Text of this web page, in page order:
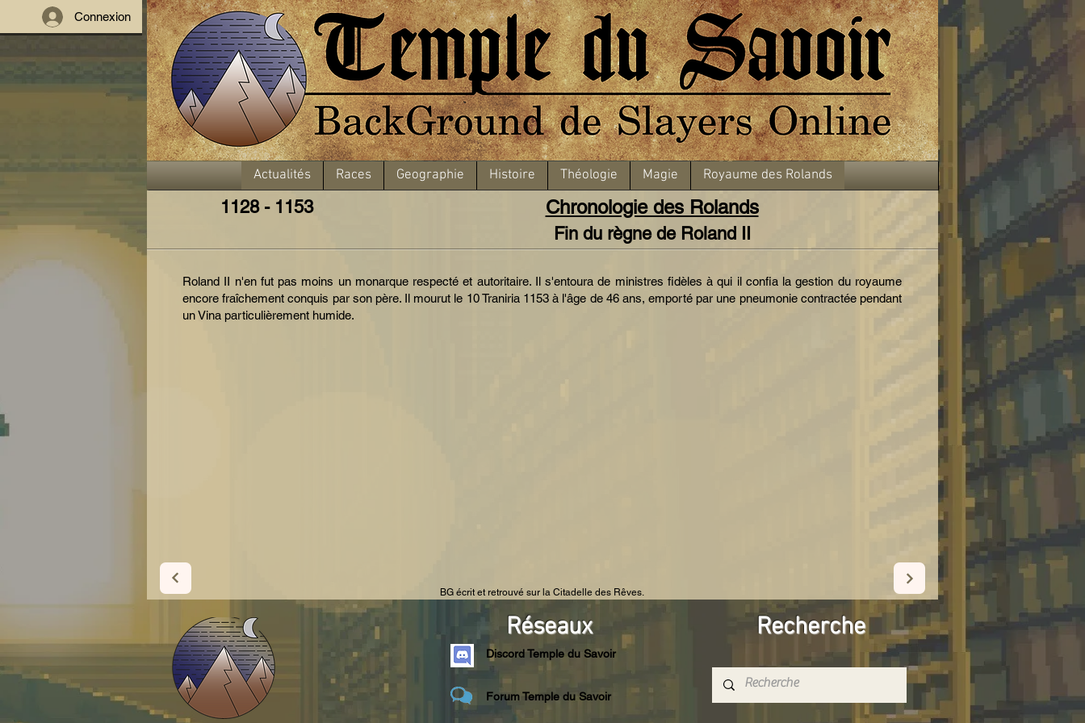
Connexion
Actualités Races Geographie Histoire Théologie Magie Royaume des Rolands
1128 - 1153 Chronologie des Rolands
Fin du règne de Roland II
Roland II n'en fut pas moins un monarque respecté et autoritaire. Il s'entoura de ministres fidèles à qui il confia la gestion du royaume
encore fraîchement conquis par son père. Il mourut le 10 Traniria 1153 à l'âge de 46 ans, emporté par une pneumonie contractée pendant
un Vina particulièrement humide.
BG écrit et retrouvé sur la Citadelle des Rêves.
Réseaux
Discord Temple du Savoir
Forum Temple du Savoir
Recherche